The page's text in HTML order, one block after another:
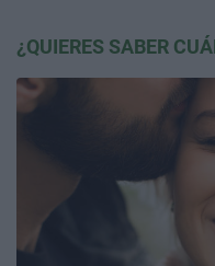
¿QUIERES SABER